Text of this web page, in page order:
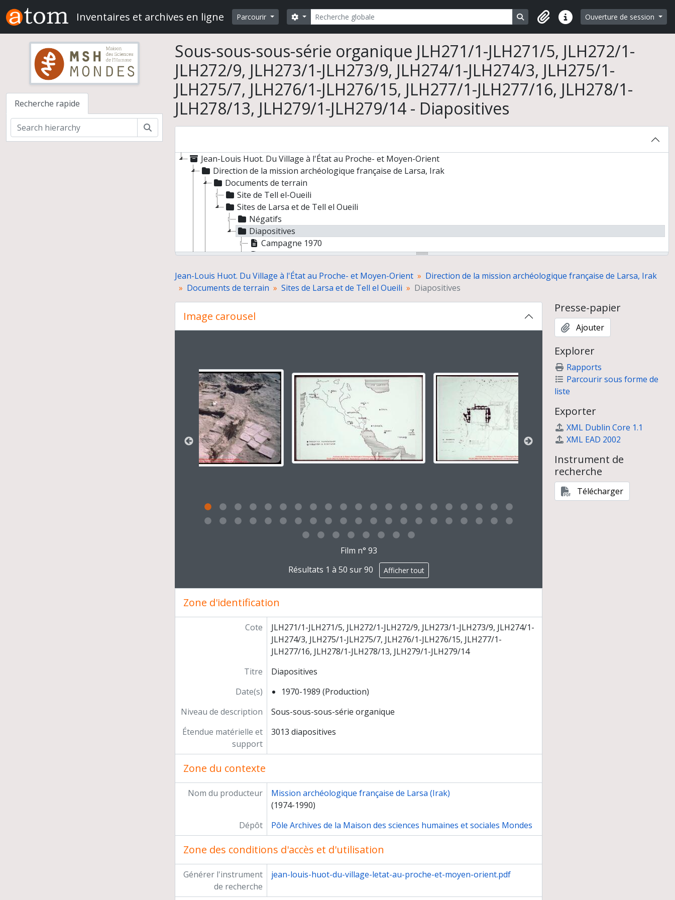
Skip to main content
Inventaires et archives en ligne Parcourir Rechercher
Search options Search in browse page
Liens rapidesOuverture de session
Recherche rapide
Rechercher
Sous-sous-sous-série organique JLH271/1-JLH271/5, JLH272/1-
JLH272/9, JLH273/1-JLH273/9, JLH274/1-JLH274/3, JLH275/1-
JLH275/7, JLH276/1-JLH276/15, JLH277/1-JLH277/16, JLH278/1-
JLH278/13, JLH279/1-JLH279/14 - Diapositives
Jean-Louis Huot. Du Village à l'État au Proche- et Moyen-Orient
Direction de la mission archéologique française de Larsa, Irak
Documents de terrain
Site de Tell el-Oueili
Sites de Larsa et de Tell el Oueili
Négatifs
Diapositives
Campagne 1970
Campagne 1974
Campagne 1978
Campagne 1981
Campagne 1983
Campagne 1987
Documentation cartographique
Exposition "Délégation archéologique française en Irak 1977-1987, 10 ans d'activité"
Correspondance scientifique
Jean-Louis Huot. Du Village à l'État au Proche- et Moyen-Orient
Direction de la mission archéologique française de Larsa, Irak
Documents de terrain
Sites de Larsa et de Tell el Oueili Diapositives
Image carousel
Changer la présente diapositive de ce carrousel changera la description affichée au carrousel suivant. Cliquer sur n'importe
Clicking this description title link will open the description view page for this digital object. Advancing the carousel above will
Film n° 93
Résultats 1 à 50 sur 90
Afficher tout
Zone d'identification
Cote
JLH271/1-JLH271/5, JLH272/1-JLH272/9, JLH273/1-JLH273/9, JLH274/1-
JLH274/3, JLH275/1-JLH275/7, JLH276/1-JLH276/15, JLH277/1-
JLH277/16, JLH278/1-JLH278/13, JLH279/1-JLH279/14
Titre
Diapositives
Date(s)
1970-1989 (Production)
Niveau de description
Sous-sous-sous-série organique
Étendue matérielle et
support
3013 diapositives
Zone du contexte
Nom du producteur
Mission archéologique française de Larsa (Irak)
(1974-1990)
Dépôt
Pôle Archives de la Maison des sciences humaines et sociales Mondes
Zone des conditions d'accès et d'utilisation
Générer l'instrument
de recherche
jean-louis-huot-du-village-letat-au-proche-et-moyen-orient.pdf
Presse-papier
Ajouter
Explorer
Rapports
Parcourir sous forme de
liste
Exporter
XML Dublin Core 1.1
XML EAD 2002
Instrument de
recherche
Télécharger